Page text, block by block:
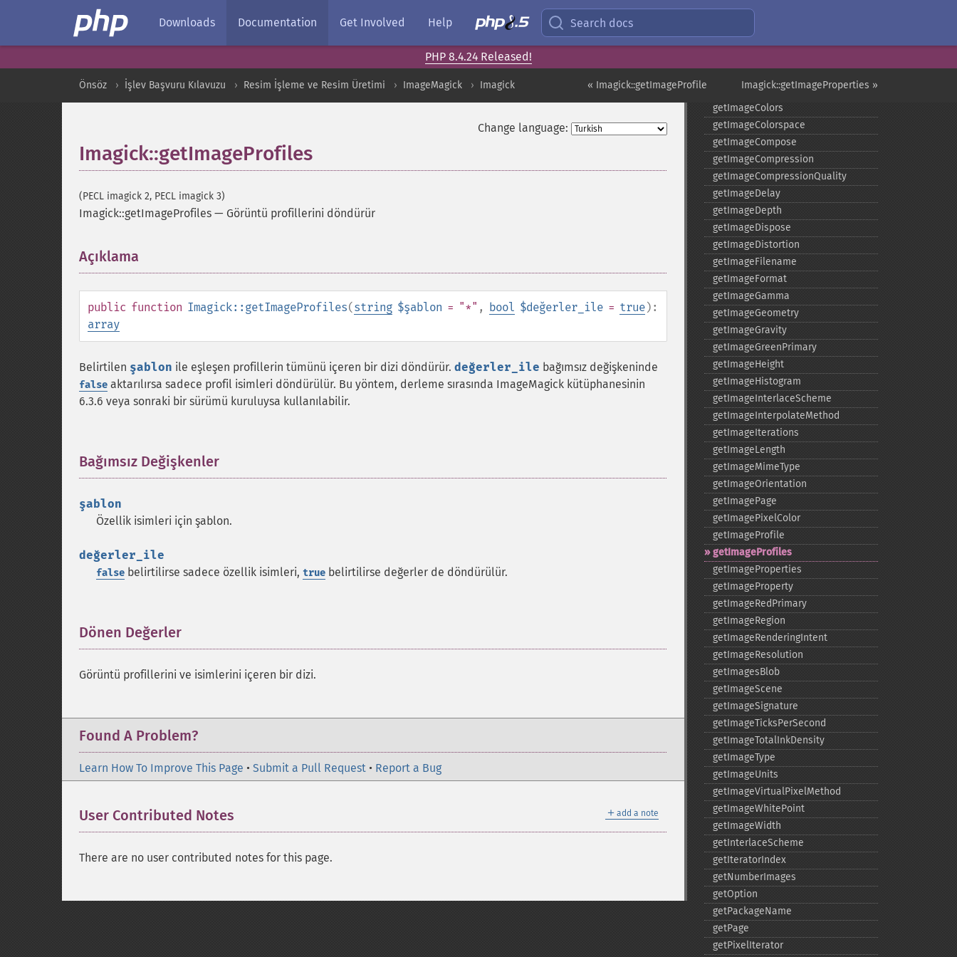
Downloads Documentation Get Involved Help Search docs
PHP 8.4.24 Released!
Imagick::getImageProperties »
« Imagick::getImageProfile
Önsöz İşlev Başvuru Kılavuzu Resim İşleme ve Resim Üretimi ImageMagick Imagick
Change language:
Imagick::getImageProfiles
(PECL imagick 2, PECL imagick 3)
Imagick::getImageProfiles — Görüntü profillerini döndürür
Açıklama
public function Imagick::getImageProfiles(string $şablon = "*" , bool $değerler_ile = true):
array
Belirtilen şablon ile eşleşen profillerin tümünü içeren bir dizi döndürür. değerler_ile bağımsız değişkeninde
false aktarılırsa sadece profil isimleri döndürülür. Bu yöntem, derleme sırasında ImageMagick kütüphanesinin
6.3.6 veya sonraki bir sürümü kuruluysa kullanılabilir.
Bağımsız Değişkenler
şablon
Özellik isimleri için şablon.
değerler_ile
false belirtilirse sadece özellik isimleri, true belirtilirse değerler de döndürülür.
Dönen Değerler
Görüntü profillerini ve isimlerini içeren bir dizi.
Found A Problem?
Learn How To Improve This Page • Submit a Pull Request • Report a Bug
＋ add a note
User Contributed Notes
There are no user contributed notes for this page.
getImageChannelMean
getImageColormapColor
getImageColors
getImageColorspace
getImageCompose
getImageCompression
getImageCompressionQuality
getImageDelay
getImageDepth
getImageDispose
getImageDistortion
getImageFilename
getImageFormat
getImageGamma
getImageGeometry
getImageGravity
getImageGreenPrimary
getImageHeight
getImageHistogram
getImageInterlaceScheme
getImageInterpolateMethod
getImageIterations
getImageLength
getImageMimeType
getImageOrientation
getImagePage
getImagePixelColor
getImageProfile
getImageProfiles
getImageProperties
getImageProperty
getImageRedPrimary
getImageRegion
getImageRenderingIntent
getImageResolution
getImagesBlob
getImageScene
getImageSignature
getImageTicksPerSecond
getImageTotalInkDensity
getImageType
getImageUnits
getImageVirtualPixelMethod
getImageWhitePoint
getImageWidth
getInterlaceScheme
getIteratorIndex
getNumberImages
getOption
getPackageName
getPage
getPixelIterator